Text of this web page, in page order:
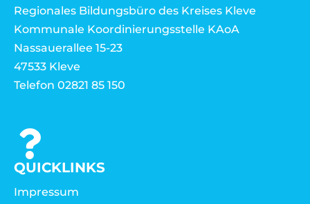
Regionales Bildungsbüro des Kreises Kleve
Kommunale Koordinierungsstelle KAoA
Nassauerallee 15-23
47533 Kleve
Telefon 02821 85 150
QUICKLINKS
Impressum